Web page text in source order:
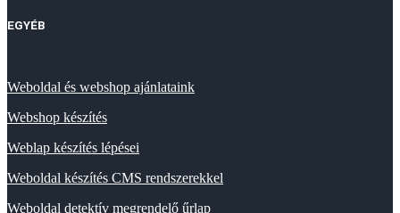
EGYÉB
Weboldal és webshop ajánlataink
Webshop készítés
Weblap készítés lépései
Weboldal készítés CMS rendszerekkel
Weboldal detektív megrendelő űrlap